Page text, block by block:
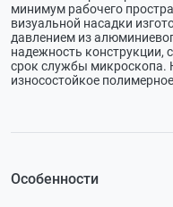
минимум рабочего
визуальной насадки
давлением из
надежность конструкции,
срок службы микроскопа.
износостойкое
Особенности